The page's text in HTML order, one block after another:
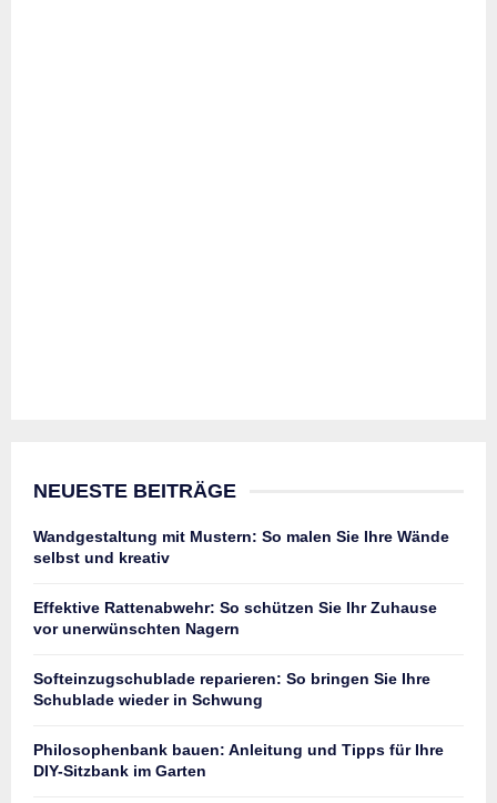
NEUESTE BEITRÄGE
Wandgestaltung mit Mustern: So malen Sie Ihre Wände
selbst und kreativ
Effektive Rattenabwehr: So schützen Sie Ihr Zuhause
vor unerwünschten Nagern
Softeinzugschublade reparieren: So bringen Sie Ihre
Schublade wieder in Schwung
Philosophenbank bauen: Anleitung und Tipps für Ihre
DIY-Sitzbank im Garten